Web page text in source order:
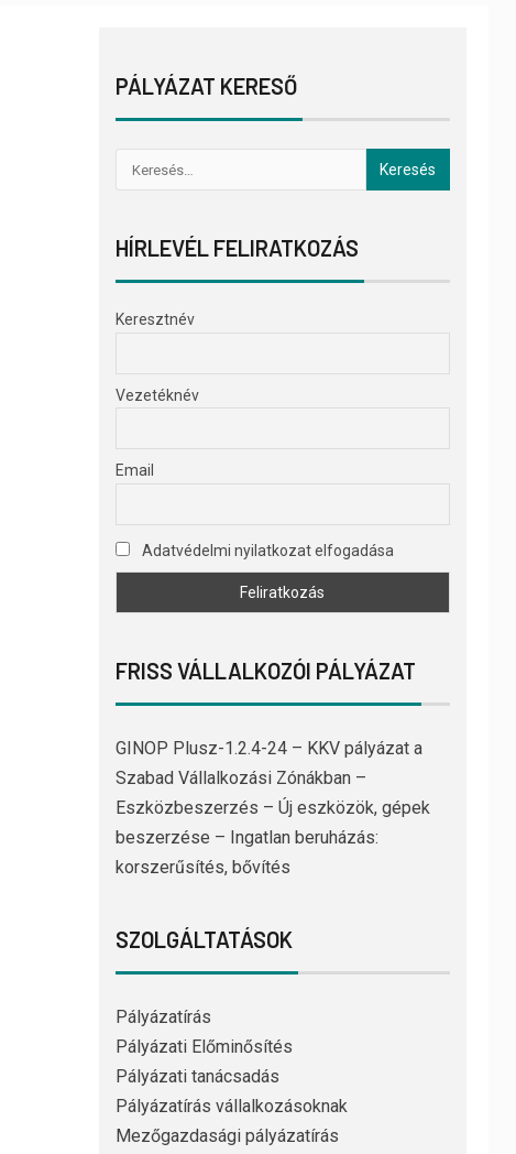
PÁLYÁZAT KERESŐ
HÍRLEVÉL FELIRATKOZÁS
Keresztnév
Vezetéknév
Email
Adatvédelmi nyilatkozat elfogadása
FRISS VÁLLALKOZÓI PÁLYÁZAT
GINOP Plusz-1.2.4-24 – KKV pályázat a
Szabad Vállalkozási Zónákban –
Eszközbeszerzés – Új eszközök, gépek
beszerzése – Ingatlan beruházás:
korszerűsítés, bővítés
SZOLGÁLTATÁSOK
Pályázatírás
Pályázati Előminősítés
Pályázati tanácsadás
Pályázatírás vállalkozásoknak
Mezőgazdasági pályázatírás